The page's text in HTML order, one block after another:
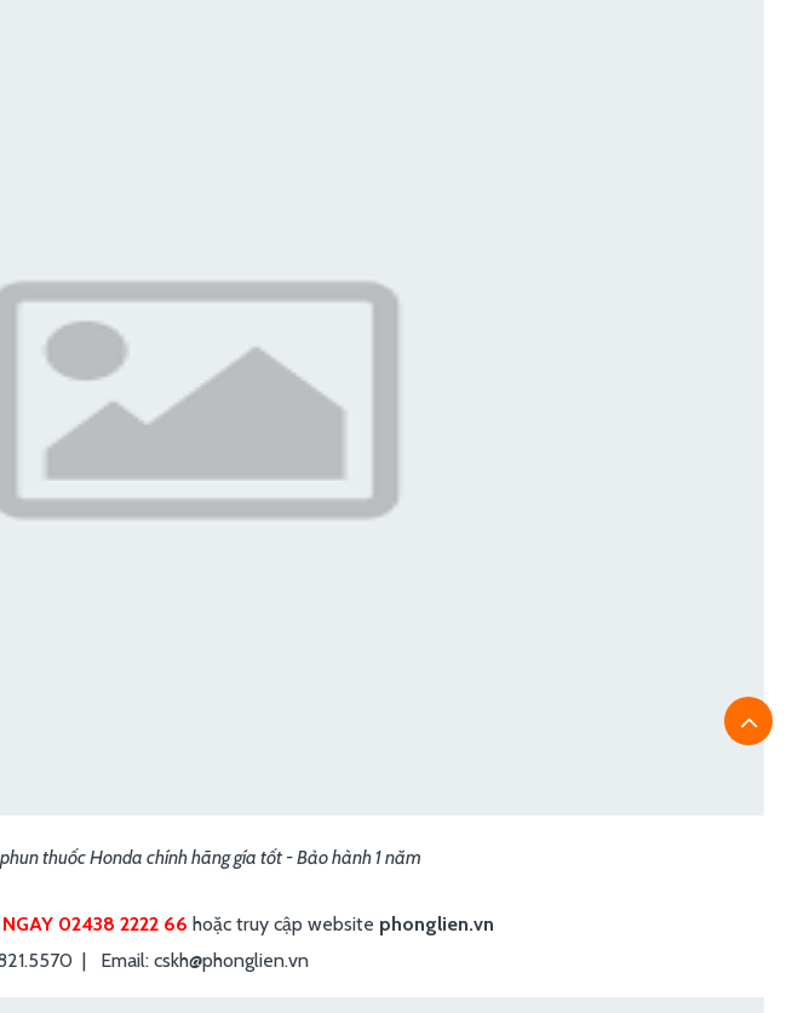
thuốc Honda chính hãng gía tốt - Bảo hành 1 năm
NGAY 02438 2222 66 hoặc truy cập website phonglien.vn
| Email: cskh@phonglien.vn